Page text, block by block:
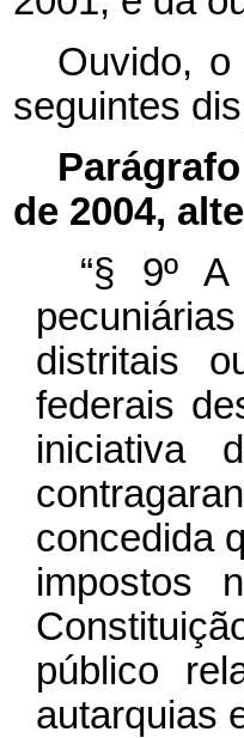
Ouvido, o
seguintes
de 2004,
“§ 9º
distritais
federais
iniciativa
concedida
impostos
público
autarquias